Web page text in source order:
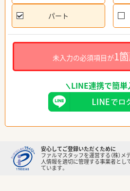
パート
未入力の必須項目が1
LINE連携で簡単
安心してご登録いただくために
ファルマスタッフを運営する（株）
人情報を適切に管理する事業者とし
ています。